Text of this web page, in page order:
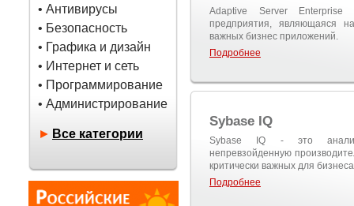
• Антивирусы
• Безопасность
• Графика и дизайн
• Интернет и сеть
• Программирование
• Администрирование
► Все категории
Adaptive Server
предприятия, являющаяся
важных бизнес приложений.
Подробнее
Sybase IQ
Sybase IQ - это
непревзойденную
критически важных для
Подробнее